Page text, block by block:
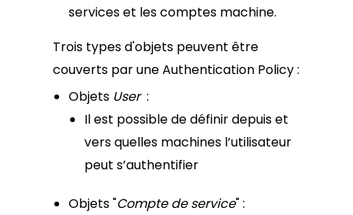
services et les comptes machine.
Trois types d'objets peuvent être
couverts par une Authentication Policy :
Objets User:
Il est possible de définir depuis et
vers quelles machines l’utilisateur
peut s’authentifier
Objets "Compte de service" :